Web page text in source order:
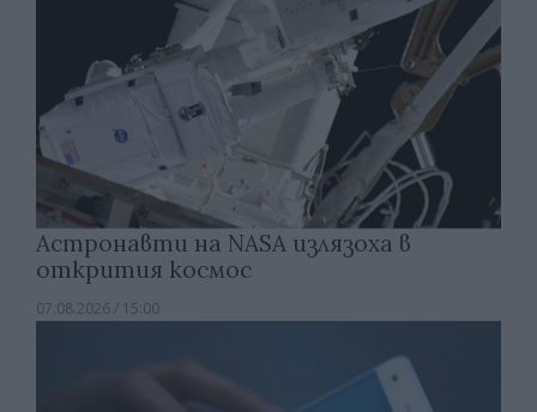
Астронавти на NASA излязоха в
открития космос
07.08.2026 / 15:00